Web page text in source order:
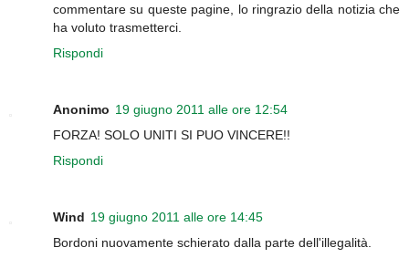
commentare su queste pagine, lo ringrazio della notizia che
ha voluto trasmetterci.
Rispondi
Anonimo 19 giugno 2011 alle ore 12:54
FORZA! SOLO UNITI SI PUO VINCERE!!
Rispondi
Wind 19 giugno 2011 alle ore 14:45
Bordoni nuovamente schierato dalla parte dell'illegalità.